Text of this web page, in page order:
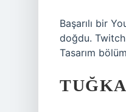
Başarılı bir
doğdu.
Tasarım